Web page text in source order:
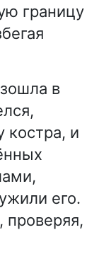
границу
в
костра, и
его.